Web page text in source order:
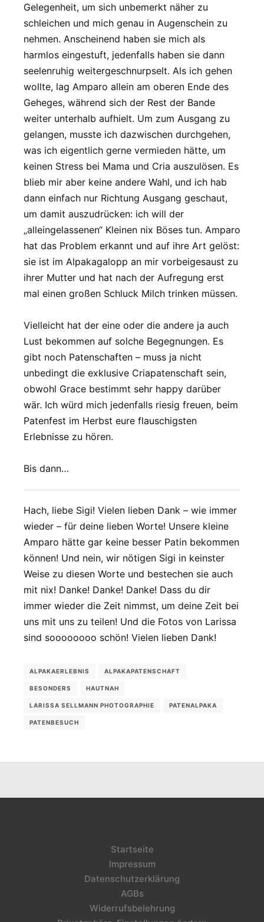
Gelegenheit, um sich unbemerkt näher zu
schleichen und mich genau in Augenschein zu
nehmen. Anscheinend haben sie mich als
harmlos eingestuft, jedenfalls haben sie dann
seelenruhig weitergeschnurpselt. Als ich gehen
wollte, lag Amparo allein am oberen Ende des
Geheges, während sich der Rest der Bande
weiter unterhalb aufhielt. Um zum Ausgang zu
gelangen, musste ich dazwischen durchgehen,
was ich eigentlich gerne vermieden hätte, um
keinen Stress bei Mama und Cria auszulösen. Es
blieb mir aber keine andere Wahl, und ich hab
dann einfach nur Richtung Ausgang geschaut,
um damit auszudrücken: ich will der
„alleingelassenen“ Kleinen nix Böses tun. Amparo
hat das Problem erkannt und auf ihre Art gelöst:
sie ist im Alpakagalopp an mir vorbeigesaust zu
ihrer Mutter und hat nach der Aufregung erst
mal einen großen Schluck Milch trinken müssen.
Vielleicht hat der eine oder die andere ja auch
Lust bekommen auf solche Begegnungen. Es
gibt noch Patenschaften – muss ja nicht
unbedingt die exklusive Criapatenschaft sein,
obwohl Grace bestimmt sehr happy darüber
wär. Ich würd mich jedenfalls riesig freuen, beim
Patenfest im Herbst eure flauschigsten
Erlebnisse zu hören.
Bis dann…
Hach, liebe Sigi! Vielen lieben Dank – wie immer
wieder – für deine lieben Worte! Unsere kleine
Amparo hätte gar keine besser Patin bekommen
können! Und nein, wir nötigen Sigi in keinster
Weise zu diesen Worte und bestechen sie auch
mit nix! Danke! Danke! Danke! Dass du dir
immer wieder die Zeit nimmst, um deine Zeit bei
uns mit uns zu teilen! Und die Fotos von Larissa
sind soooooooo schön! Vielen lieben Dank!
ALPAKAERLEBNIS ALPAKAPATENSCHAFT
BESONDERS HAUTNAH
LARISSA SELLMANN PHOTOGRAPHIE PATENALPAKA
PATENBESUCH
Startseite
Impressum
Datenschutzerklärung
AGBs
Widerrufsbelehrung